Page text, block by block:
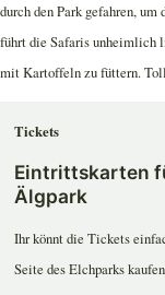
durch den Park gefahren,
führt die Safaris unheimlich
mit Kartoffeln zu füttern.
Tickets
Eintrittskarten
Älgpark
Ihr könnt die Tickets
Seite des Elchparks